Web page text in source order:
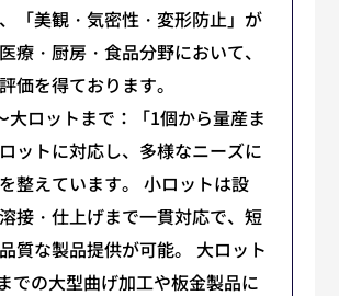
「美観・気密性・変形防止」が
療・厨房・食品分野において、
価を得ております。
大ロットまで：「1個から量産ま
ットに対応し、多様なニーズに
整えています。 小ロットは設
接・仕上げまで一貫対応で、短
質な製品提供が可能。 大ロット
での大型曲げ加工や板金製品に